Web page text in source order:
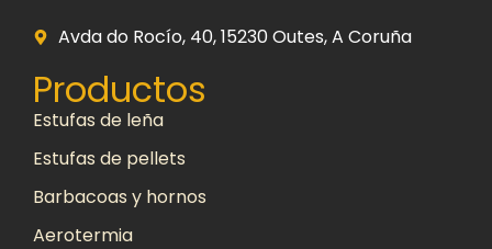
Avda do Rocío, 40, 15230 Outes, A Coruña
Productos
Estufas de leña
Estufas de pellets
Barbacoas y hornos
Aerotermia